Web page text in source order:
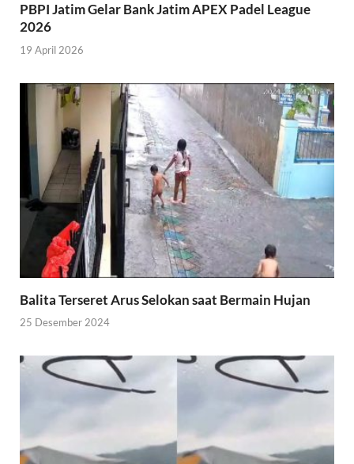
PBPI Jatim Gelar Bank Jatim APEX Padel League
2026
19 April 2026
Balita Terseret Arus Selokan saat Bermain Hujan
25 Desember 2024